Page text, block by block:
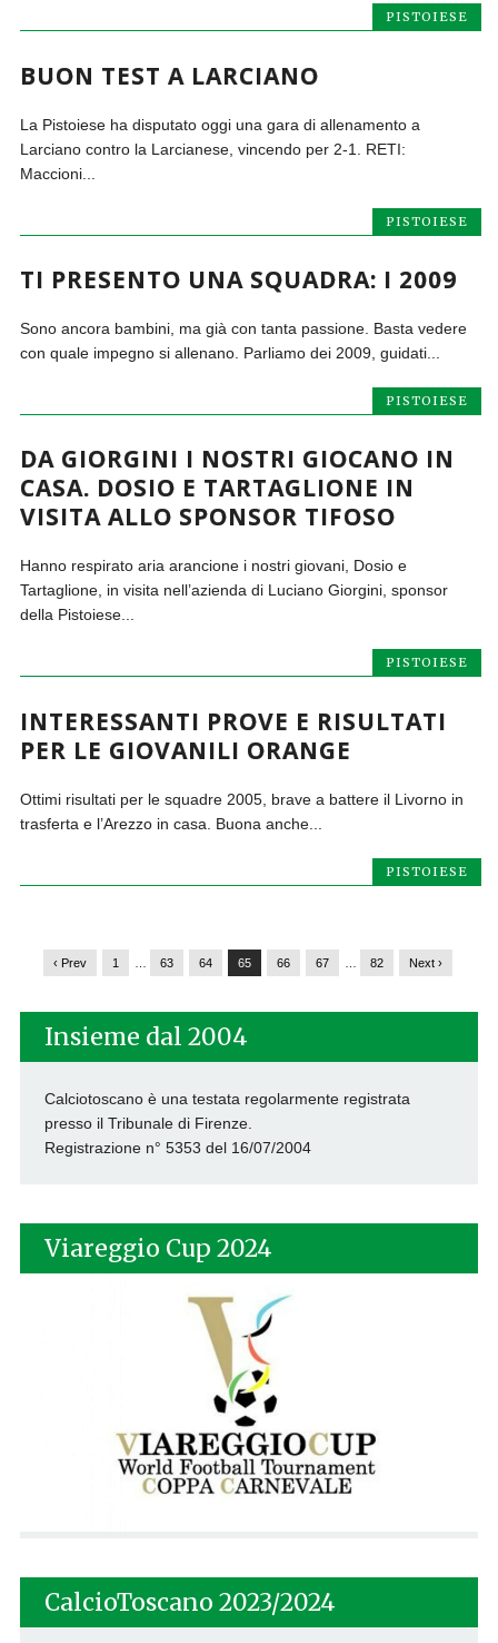
PISTOIESE
BUON TEST A LARCIANO
La Pistoiese ha disputato oggi una gara di allenamento a
Larciano contro la Larcianese, vincendo per 2-1. RETI:
Maccioni...
PISTOIESE
TI PRESENTO UNA SQUADRA: I 2009
Sono ancora bambini, ma già con tanta passione. Basta vedere
con quale impegno si allenano. Parliamo dei 2009, guidati...
PISTOIESE
DA GIORGINI I NOSTRI GIOCANO IN
CASA. DOSIO E TARTAGLIONE IN
VISITA ALLO SPONSOR TIFOSO
Hanno respirato aria arancione i nostri giovani, Dosio e
Tartaglione, in visita nell’azienda di Luciano Giorgini, sponsor
della Pistoiese...
PISTOIESE
INTERESSANTI PROVE E RISULTATI
PER LE GIOVANILI ORANGE
Ottimi risultati per le squadre 2005, brave a battere il Livorno in
trasferta e l’Arezzo in casa. Buona anche...
PISTOIESE
‹ Prev 1 … 63 64 65 66 67 … 82 Next ›
Insieme dal 2004
Calciotoscano è una testata regolarmente registrata
presso il Tribunale di Firenze.
Registrazione n° 5353 del 16/07/2004
Viareggio Cup 2024
CalcioToscano 2023/2024